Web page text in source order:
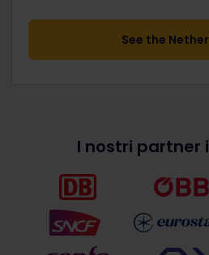
See the
I nostri partner